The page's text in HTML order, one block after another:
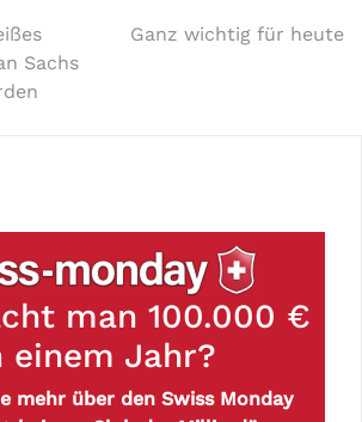
Sachs
Ganz wichtig für heute
man 100.000 €
einem Jahr?
mehr über den Swiss Monday